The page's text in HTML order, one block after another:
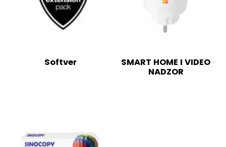
Softver
SMART HOME I VIDEO
NADZOR